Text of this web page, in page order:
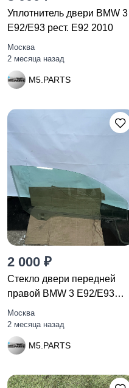
Уплотнитель двери BMW 3
E92/E93 рест. E92 2010
Москва
2 месяца назад
M5.PARTS
2 000 ₽
Стекло двери передней
правой BMW 3 E92/E93
рест.
Москва
2 месяца назад
M5.PARTS